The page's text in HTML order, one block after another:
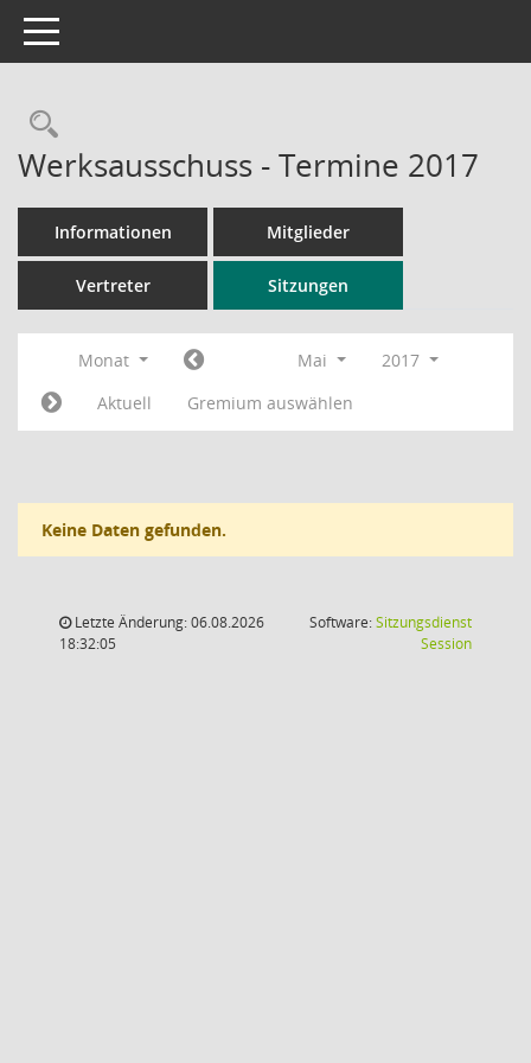
Toggle navigation
Rechercheauswahl
Werksausschuss - Termine 2017
Informationen Mitglieder
Vertreter Sitzungen
Monat Mai
2017
Aktuell
Gremium auswählen
Keine Daten gefunden.
Letzte Änderung: 06.08.2026
18:32:05
Software:Sitzungsdienst
Session(Wird in